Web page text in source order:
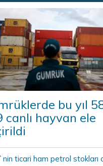
bu yıl
canlı hayvan ele
ticari ham petrol stokları